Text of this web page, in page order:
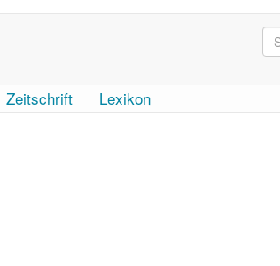
Zeitschrift Lexikon